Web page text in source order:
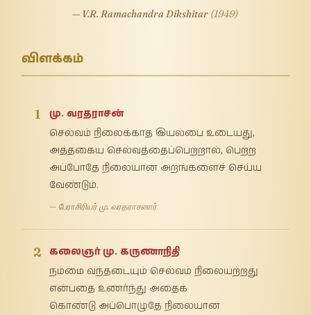
— V.R. Ramachandra Dikshitar (1949)
விளக்கம்
1
மு. வரதராசன்
செல்வம் நிலைக்காத இயல்பை உடையது,
அத்தகைய செல்வத்தைப்பெற்றால், பெற்ற
அப்போதே நிலையான அறங்களைச் செய்ய
வேண்டும்.
— பேராசிரியர் மு. வரதராசனார்
2
கலைஞர் மு. கருணாநிதி
நம்மை வந்தடையும் செல்வம் நிலையற்றது
என்பதை உணர்ந்து அதைக்
கொண்டு அப்பொழுதே நிலையான